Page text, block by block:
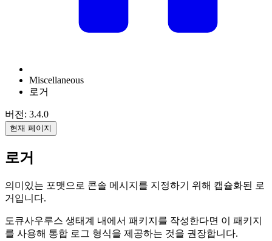
Miscellaneous
로거
버전: 3.4.0
현재 페이지
로거
의미있는 포맷으로 콘솔 메시지를 지정하기 위해 캡슐화된 로
거입니다.
도큐사우루스 생태계 내에서 패키지를 작성한다면 이 패키지
를 사용해 통합 로그 형식을 제공하는 것을 권장합니다.